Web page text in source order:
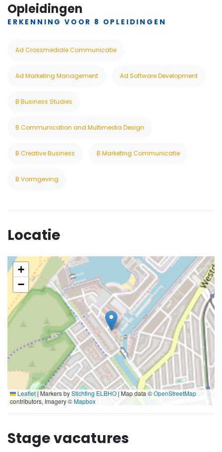
Opleidingen
ERKENNING VOOR 8 OPLEIDINGEN
Ad Crossmediale Communicatie
Ad Marketing Management Ad Software Development
B Business Studies
B Communication and Multimedia Design
B Creative Business B Marketing Communicatie
B Vormgeving
Locatie
+
−
Leaflet |Markers byStichting ELBHO | Map data ©OpenStreetMap
contributors, Imagery ©Mapbox
Stage vacatures